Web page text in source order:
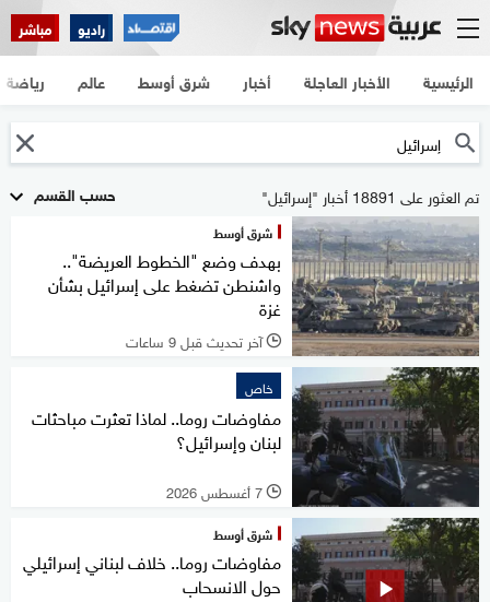
راديو مباشر
الرئيسية الأخبار العاجلة أخبار شرق أوسط عالم رياضة
حسب القسم تم العثور على 18891 أخبار "إسرائيل"
شرق أوسط
بهدف وضع "الخطوط العريضة"..
واشنطن تضغط على إسرائيل بشأن
غزة
l آخر تحديث قبل 9 ساعات
خاص
مفاوضات روما.. لماذا تعثرت مباحثات
لبنان وإسرائيل؟
l 7 أغسطس 2026
شرق أوسط
مفاوضات روما.. خلاف لبناني إسرائيلي
حول الانسحاب